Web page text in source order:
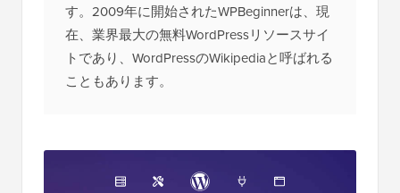
す。2009年に開始されたWPBeginnerは、現
在、業界最大の無料WordPressリソースサイ
トであり、WordPressのWikipediaと呼ばれる
こともあります。